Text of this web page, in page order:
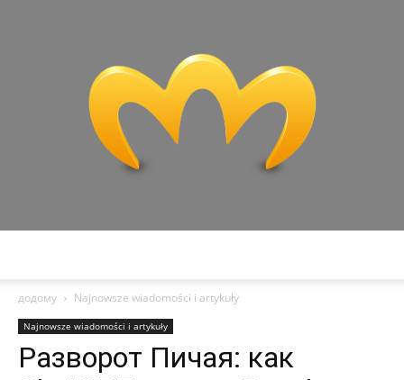
додому
Najnowsze wiadomości i artykuły
Najnowsze wiadomości i artykuły
Разворот Пичая: как